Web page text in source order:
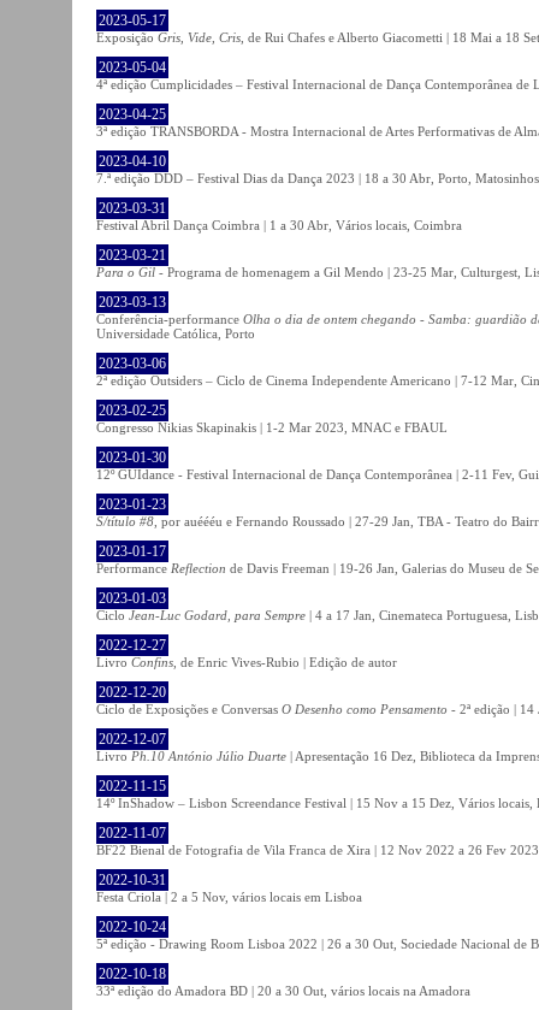
2023-05-17
Exposição Gris, Vide, Cris , de Rui Chafes e Alberto Giacometti | 18 Mai a 18
2023-05-04
4ª edição Cumplicidades – Festival Internacional de Dança Contemporânea
2023-04-25
3ª edição TRANSBORDA - Mostra Internacional de Artes Performativas de
2023-04-10
7.ª edição DDD – Festival Dias da Dança 2023 | 18 a 30 Abr, Porto,
2023-03-31
Festival Abril Dança Coimbra | 1 a 30 Abr, Vários locais, Coimbra
2023-03-21
Para o Gil - Programa de homenagem a Gil Mendo | 23-25 Mar, Culturgest,
2023-03-13
Conferência-performance Olha o dia de ontem chegando - Samba: guardião
Universidade Católica, Porto
2023-03-06
2ª edição Outsiders – Ciclo de Cinema Independente Americano | 7-12 Mar,
2023-02-25
Congresso Nikias Skapinakis | 1-2 Mar 2023, MNAC e FBAUL
2023-01-30
12º GUIdance - Festival Internacional de Dança Contemporânea | 2-11 Fev,
2023-01-23
S/título #8 , por auéééu e Fernando Roussado | 27-29 Jan, TBA - Teatro do
2023-01-17
Performance Reflection de Davis Freeman | 19-26 Jan, Galerias do Museu de
2023-01-03
Ciclo Jean-Luc Godard, para Sempre | 4 a 17 Jan, Cinemateca Portuguesa,
2022-12-27
Livro Confins , de Enric Vives-Rubio | Edição de autor
2022-12-20
Ciclo de Exposições e Conversas O Desenho como Pensamento - 2ª edição |
2022-12-07
Livro Ph.10 António Júlio Duarte | Apresentação 16 Dez, Biblioteca da
2022-11-15
14º InShadow – Lisbon Screendance Festival | 15 Nov a 15 Dez, Vários locais,
2022-11-07
BF22 Bienal de Fotografia de Vila Franca de Xira | 12 Nov 2022 a 26 Fev
2022-10-31
Festa Criola | 2 a 5 Nov, vários locais em Lisboa
2022-10-24
5ª edição - Drawing Room Lisboa 2022 | 26 a 30 Out, Sociedade Nacional de
2022-10-18
33ª edição do Amadora BD | 20 a 30 Out, vários locais na Amadora